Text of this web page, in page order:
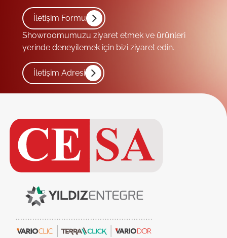
İletişim Formu
Showroomumuzu ziyaret etmek ve ürünleri
yerinde deneyilemek için bizi ziyaret edin.
İletişim Adresi